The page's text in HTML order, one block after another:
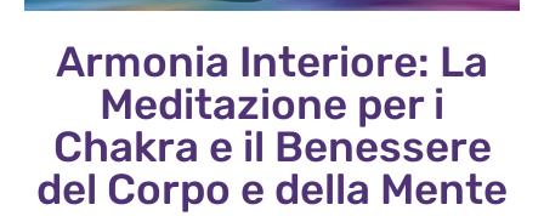
Armonia Interiore: La
Meditazione per i
Chakra e il Benessere
del Corpo e della Mente